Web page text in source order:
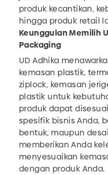
produk kecantikan,
hingga produk retail
Keunggulan Memilih
Packaging
UD Adhika
kemasan plastik,
ziplock, kemasan
plastik untuk
produk dapat
spesifik bisnis Anda,
bentuk, maupun
memberikan Anda
menyesuaikan
dengan produk Anda.